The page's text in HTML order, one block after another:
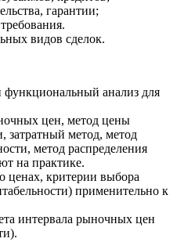
гарантии;
видов сделок.
функциональный анализ для
цен, метод цены
затратный метод, метод
метод распределения
на практике.
критерии выбора
применительно к
интервала рыночных цен